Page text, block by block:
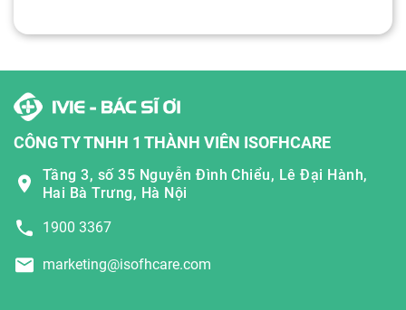
CÔNG TY TNHH 1 THÀNH VIÊN ISOFHCARE
Tầng 3, số 35 Nguyễn Đình Chiểu, Lê Đại Hành,
Hai Bà Trưng, Hà Nội
1900 3367
marketing@isofhcare.com